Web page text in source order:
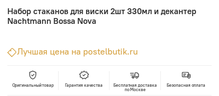
Набор стаканов для виски 2шт 330мл и декантер
Nachtmann Bossa Nova
Лучшая цена на postelbutik.ru
Оригинальный товар Гарантия качества
Бесплатная доставка
по Москве
Безопасная оплата